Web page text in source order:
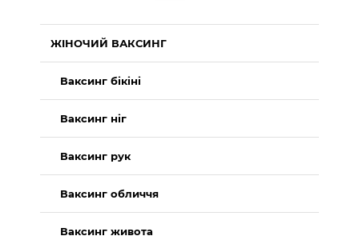
ЖІНОЧИЙ ВАКСИНГ
Ваксинг бікіні
Ваксинг ніг
Ваксинг рук
Ваксинг обличчя
Ваксинг живота